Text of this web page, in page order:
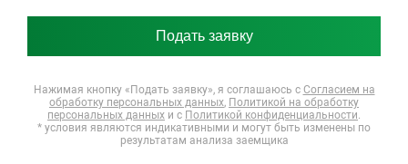
Нажимая кнопку «Подать заявку», я соглашаюсь с Согласием на
обработку персональных данных, Политикой на обработку
персональных данных и с Политикой конфиденциальности.
* условия являются индикативными и могут быть изменены по
результатам анализа заемщика